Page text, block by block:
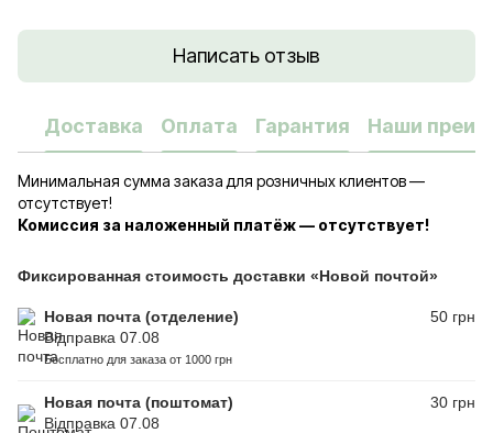
Написать отзыв
Доставка Оплата Гарантия Наши
Минимальная сумма заказа для розничных клиентов —
отсутствует!
Комиссия за наложенный платёж — отсутствует!
Фиксированная стоимость доставки «Новой почтой»
Новая почта (отделение)
Відправка 07.08
Бесплатно для заказа от 1000 грн
50 грн
Новая почта (поштомат)
Відправка 07.08
30 грн